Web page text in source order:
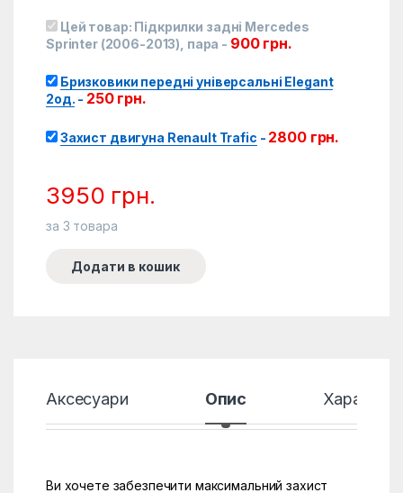
Цей товар: Підкрилки задні Mercedes
Sprinter (2006-2013), пара - 900 грн.
Бризковики передні універсальні Elegant
2од. - 250 грн.
Захист двигуна Renault Trafic - 2800 грн.
3950 грн.
за 3 товара
Додати в кошик
Аксесуари Опис
Ви хочете забезпечити максимальний захист